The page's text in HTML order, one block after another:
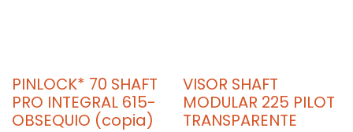
PINLOCK* 70 SHAFT
PRO INTEGRAL 615-
OBSEQUIO (copia)
VISOR SHAFT
MODULAR 225 PILOT
TRANSPARENTE